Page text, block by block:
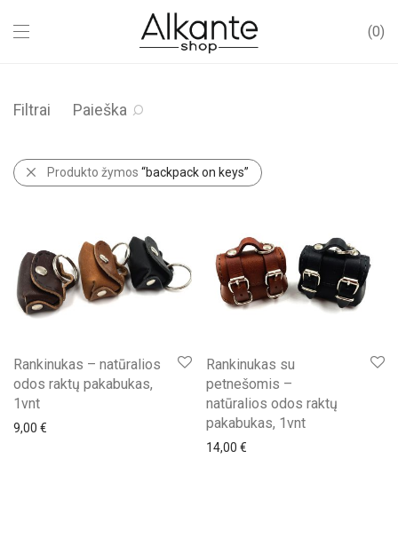
0
Filtrai Paieška
Produkto žymos “backpack on keys”
Rankinukas – natūralios
odos raktų pakabukas,
1vnt
9,00 €
Rankinukas su
petnešomis –
natūralios odos raktų
pakabukas, 1vnt
14,00 €